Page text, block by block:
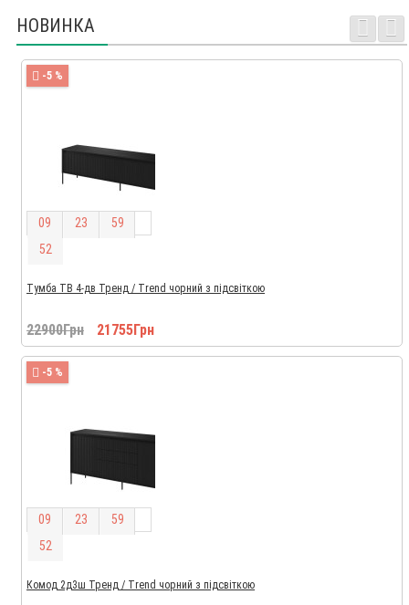
НОВИНКА
-5 %
09 23 59
51
Тумба ТВ 4-дв Тренд / Trend чорний з підсвіткою
22900Грн 21755Грн
-5 %
09 23 59
51
Комод 2д3ш Тренд / Trend чорний з підсвіткою